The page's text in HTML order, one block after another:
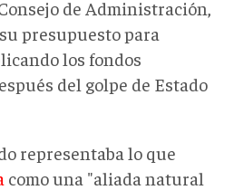
de Administración
su presupuesto para
los fondos
del golpe de Estado
representaba lo que
como una "aliada natural